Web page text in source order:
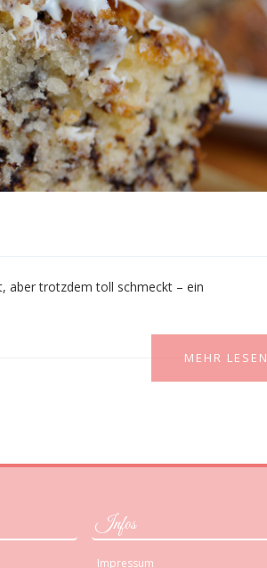
aber trotzdem toll schmeckt – ein
MEHR LESEN
Infos
Impressum